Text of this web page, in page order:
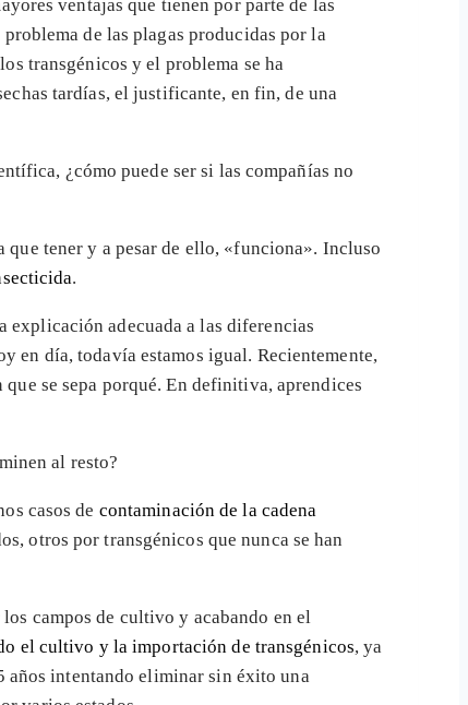
ventajas que tienen por parte de las
de las plagas producidas por la
transgénicos y el problema se ha
tardías, el justificante, en fin, de una
¿cómo puede ser si las compañías no
que tener y a pesar de ello, «funciona». Incluso
.
explicación adecuada a las diferencias
en día, todavía estamos igual. Recientemente,
se sepa porqué. En definitiva, aprendices
al resto?
casos de contaminación de la cadena
otros por transgénicos que nunca se han
campos de cultivo y acabando en el
el cultivo y la importación de transgénicos, ya
años intentando eliminar sin éxito una